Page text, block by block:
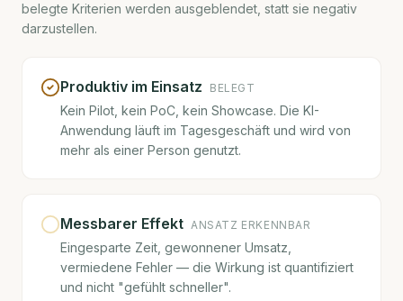
belegte Kriterien werden ausgeblendet, statt sie negativ
darzustellen.
Produktiv im Einsatz BELEGT
Kein Pilot, kein PoC, kein Showcase. Die KI-
Anwendung läuft im Tagesgeschäft und wird von
mehr als einer Person genutzt.
Messbarer Effekt ANSATZ ERKENNBAR
Eingesparte Zeit, gewonnener Umsatz,
vermiedene Fehler — die Wirkung ist quantifiziert
und nicht "gefühlt schneller".